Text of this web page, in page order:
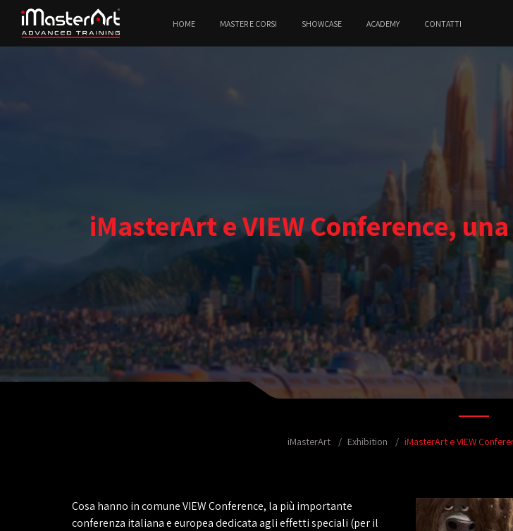
HOME MASTER E CORSI SHOWCASE ACADEMY CONTATTI
iMasterArt e VIEW Conference,
iMasterArt Exhibition iMasterArt e VIEW
Cosa hanno in comune VIEW Conference, la più importante
conferenza italiana e europea dedicata agli effetti speciali (per il